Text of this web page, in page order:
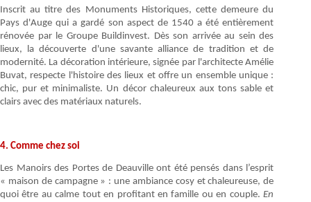
Inscrit au titre des Monuments Historiques, cette demeure du
Pays d'Auge qui a gardé son aspect de 1540 a été entièrement
rénovée par le Groupe Buildinvest. Dès son arrivée au sein des
lieux, la découverte d'une savante alliance de tradition et de
modernité. La décoration intérieure, signée par l'architecte Amélie
Buvat, respecte l'histoire des lieux et offre un ensemble unique :
chic, pur et minimaliste. Un décor chaleureux aux tons sable et
clairs avec des matériaux naturels.
4. Comme chez soi
Les Manoirs des Portes de Deauville ont été pensés dans l’esprit
« maison de campagne » : une ambiance cosy et chaleureuse, de
quoi être au calme tout en profitant en famille ou en couple.En